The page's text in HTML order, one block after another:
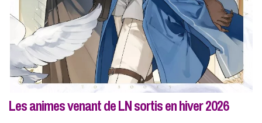
Les animes venant de LN sortis en hiver 2026